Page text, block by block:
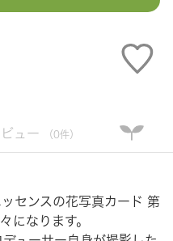
ビュー （0件）
センスの花写真カード 第
になります。